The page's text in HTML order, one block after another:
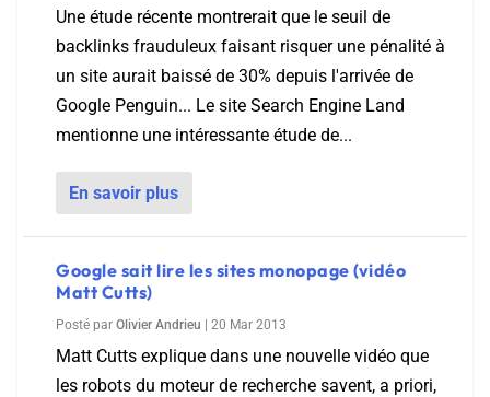
Une étude récente montrerait que le seuil de
backlinks frauduleux faisant risquer une pénalité à
un site aurait baissé de 30% depuis l'arrivée de
Google Penguin... Le site Search Engine Land
mentionne une intéressante étude de...
En savoir plus
Google sait lire les sites monopage (vidéo
Matt Cutts)
Posté par Olivier Andrieu 20 Mar 2013
Matt Cutts explique dans une nouvelle vidéo que
les robots du moteur de recherche savent, a priori,